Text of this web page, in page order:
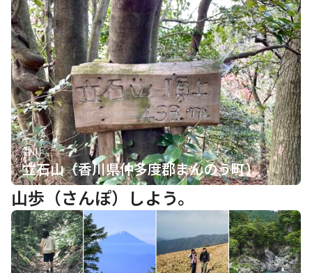
香川
立石山（香川県仲多度郡まんのう町）
山歩（さんぽ）しよう。